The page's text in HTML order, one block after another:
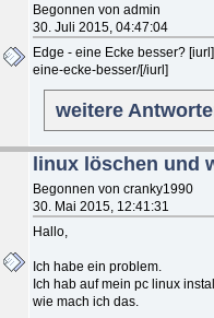
Begonnen von admin
30. Juli 2015, 04:47:04
Edge - eine Ecke besser?
eine-ecke-besser/[/iurl]
weitere
linux löschen und
Begonnen von cranky1990
30. Mai 2015, 12:41:31
Hallo,
Ich habe ein problem.
Ich hab auf mein pc linux
wie mach ich das.